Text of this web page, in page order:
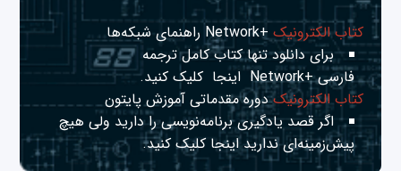
کتاب الکترونیک+Network راهنمای شبکه‌ها
برای دانلود تنها کتاب کامل ترجمه
فارسی +Network
اینجا کلیک کنید.
کتاب الکترونیکدوره مقدماتی آموزش پایتون
اگر قصد یادگیری برنامه‌نویسی را دارید ولی هیچ
پیش‌زمینه‌ای نداریداینجا کلیک کنید.